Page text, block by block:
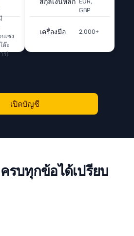
แซง
ต๊ะ
ร)
GBP
เครื่องมือ 2,000+
เปิดบัญชี
รบทุกข้อได้เปรียบ